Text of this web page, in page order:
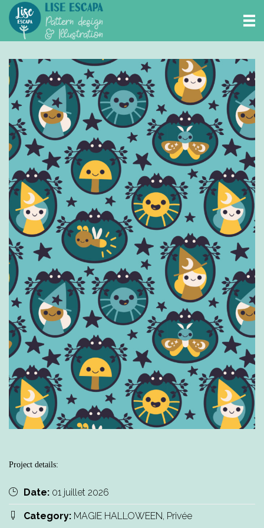
Project details:
Date: 01 juillet 2026
Category: MAGIE HALLOWEEN, Privée